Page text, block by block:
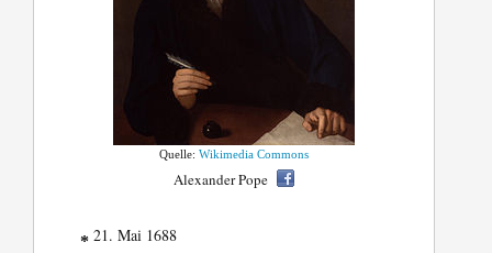
Quelle:Wikimedia Commons
Alexander Pope
* 21. Mai 1688